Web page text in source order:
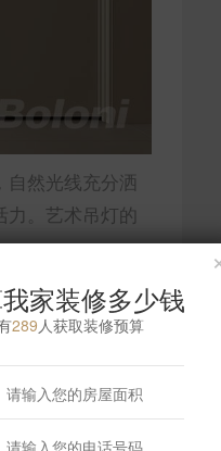
然光线充分洒
。艺术吊灯的
家装修多少钱
289 人获取装修预算